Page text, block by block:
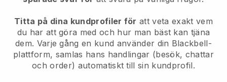
Titta på dina kundprofiler för att veta exakt vem
du har att göra med och hur man bäst kan tjäna
dem. Varje gång en kund använder din Blackbell-
plattform, samlas hans handlingar (besök, chattar
och order) automatiskt till sin kundprofil.